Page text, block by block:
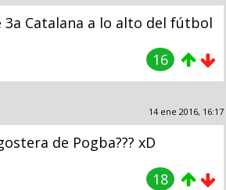
3a Catalana a lo alto del fútbol
16
14 ene 2016, 16:17
de Pogba??? xD
18